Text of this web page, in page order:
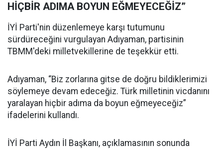
HİÇBİR ADIMA BOYUN EĞMEYECEĞİZ”
İYİ Parti'nin düzenlemeye karşı tutumunu
sürdüreceğini vurgulayan Adıyaman, partisinin
TBMM'deki milletvekillerine de teşekkür etti.
Adıyaman, “Biz zorlarına gitse de doğru bildiklerimizi
söylemeye devam edeceğiz. Türk milletinin vicdanını
yaralayan hiçbir adıma da boyun eğmeyeceğiz”
ifadelerini kullandı.
İYİ Parti Aydın İl Başkanı, açıklamasının sonunda